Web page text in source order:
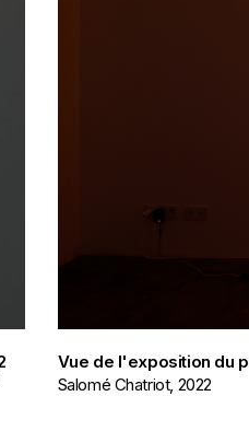
Vue de l'exposition du
Salomé Chatriot, 2022